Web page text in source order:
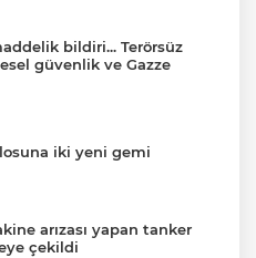
bildiri... Terörsüz
güvenlik ve Gazze
iki yeni gemi
arızası yapan tanker
çekildi